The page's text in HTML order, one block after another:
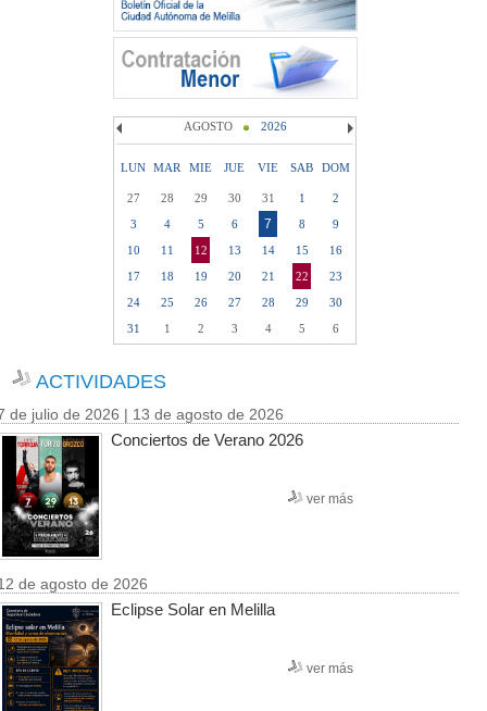
AGOSTO 2026
LUN MAR MIE JUE VIE SAB DOM
27 28 29 30 31 1
2
3
4 5 6 7 8
9
10
11 12 13 14 15
16
17
18 19 20 21 22
23
24
25 26 27 28 29
30
31
1 2 3 4 5 6
ACTIVIDADES
de julio de 2026 | 13 de agosto de 2026
Conciertos de Verano 2026
ver más
de agosto de 2026
Eclipse Solar en Melilla
ver más